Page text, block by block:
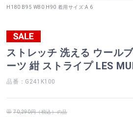
H180 B95 W80 H90 着用サイズ:A 6
ストレッチ 洗える ウール
ーツ 紺 ストライプ LES
品番：G241K100
70,290円（税込）の品